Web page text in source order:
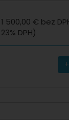
1 500,00 € bez
23% DPH)
+